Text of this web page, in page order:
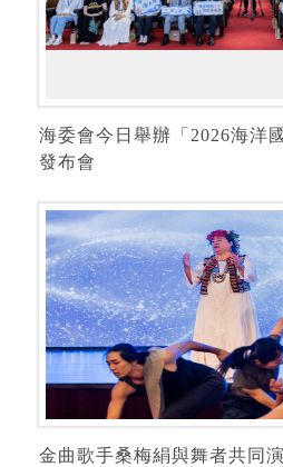
海委會今日舉辦「2026海洋
發布會
金曲歌手桑梅絹與舞者共同